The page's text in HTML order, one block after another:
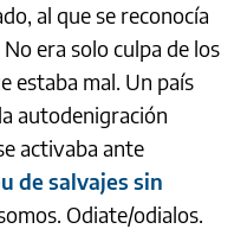
al que se reconocía
era solo culpa de los
estaba mal. Un país
autodenigración
activaba ante
de salvajes sin
Odiate/odialos.